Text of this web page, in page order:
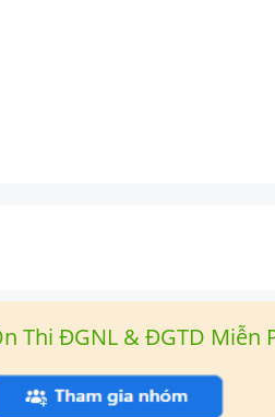
Thi ĐGNL & ĐGTD Miễn